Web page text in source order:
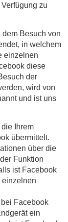
zu
dem Besuch von
in welchem
einzelnen
diese
der
wird von
und ist uns
Ihrem
übermittelt.
über die
Funktion
ist Facebook
einzelnen
Facebook
ein